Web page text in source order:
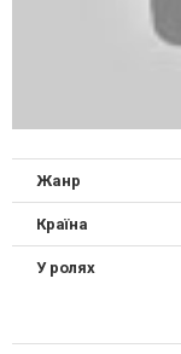
Жанр
Країна
У ролях